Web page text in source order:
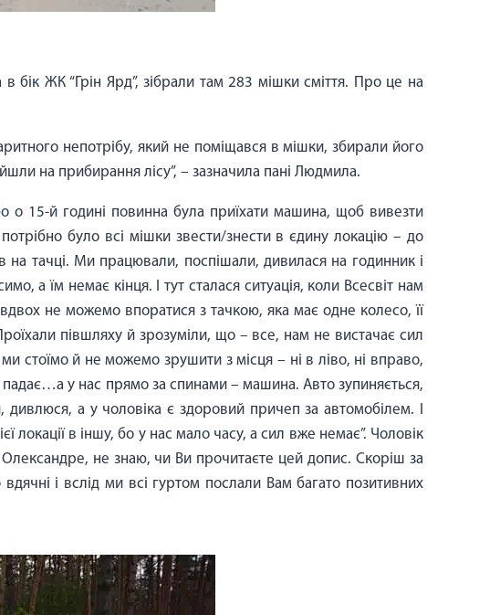
бік ЖК “Грін Ярд”, зібрали там 283 мішки сміття. Про це на
непотрібу, який не поміщався в мішки, збирали його
на прибирання лісу”, – зазначила пані Людмила.
о 15-й годині повинна була приїхати машина, щоб вивезти
було всі мішки звести/знести в єдину локацію – до
на тачці. Ми працювали, поспішали, дивилася на годинник і
а їм немає кінця. І тут сталася ситуація, коли Всесвіт нам
не можемо впоратися з тачкою, яка має одне колесо, її
півшляху й зрозуміли, що – все, нам не вистачає сил
стоїмо й не можемо зрушити з місця – ні в ліво, ні вправо,
у нас прямо за спинами – машина. Авто зупиняється,
а у чоловіка є здоровий причеп за автомобілем. І
в іншу, бо у нас мало часу, а сил вже немає”. Чоловік
не знаю, чи Ви прочитаєте цей допис. Скоріш за
і вслід ми всі гуртом послали Вам багато позитивних